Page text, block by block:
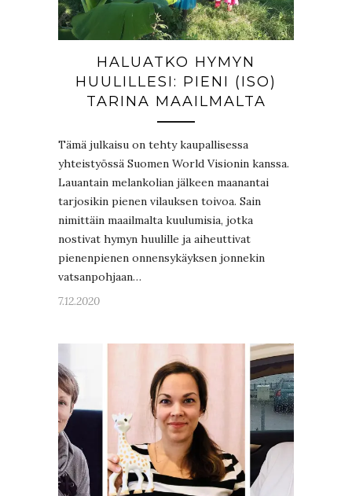
HALUATKO HYMYN
HUULILLESI: PIENI (ISO)
TARINA MAAILMALTA
Tämä julkaisu on tehty kaupallisessa
yhteistyössä Suomen World Visionin kanssa.
Lauantain melankolian jälkeen maanantai
tarjosikin pienen vilauksen toivoa. Sain
nimittäin maailmalta kuulumisia, jotka
nostivat hymyn huulille ja aiheuttivat
pienenpienen onnensykäyksen jonnekin
vatsanpohjaan…
7.12.2020